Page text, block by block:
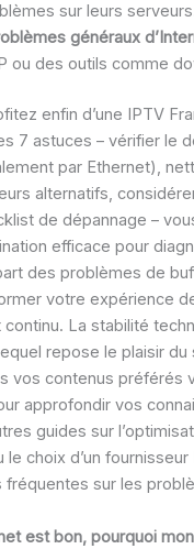
sur leurs
généraux
ou des outils comme
enfin d’une IPTV
7 astuces – vérifier le
par Ethernet),
alternatifs,
de dépannage –
efficace pour
des problèmes de
votre expérience
La stabilité
repose le plaisir du
vos contenus préférés
approfondir vos
guides sur
choix d’un fournisseur
fréquentes sur les
est bon, pourquoi